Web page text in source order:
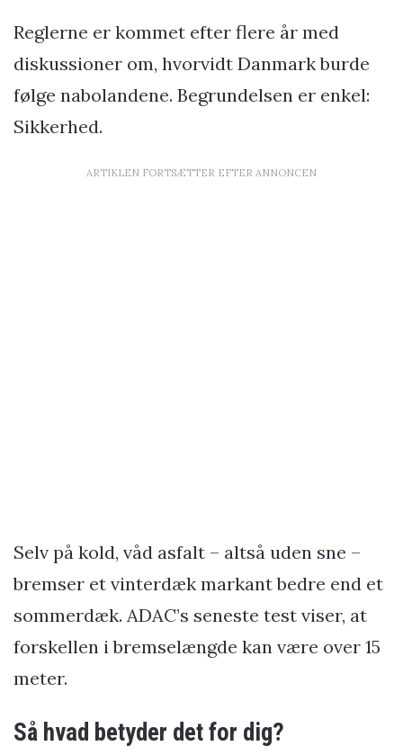
Reglerne er kommet efter flere år med
diskussioner om, hvorvidt Danmark burde
følge nabolandene. Begrundelsen er enkel:
Sikkerhed.
ARTIKLEN FORTSÆTTER EFTER ANNONCEN
Selv på kold, våd asfalt – altså uden sne –
bremser et vinterdæk markant bedre end et
sommerdæk. ADAC’s seneste test viser, at
forskellen i bremselængde kan være over 15
meter.
Så hvad betyder det for dig?